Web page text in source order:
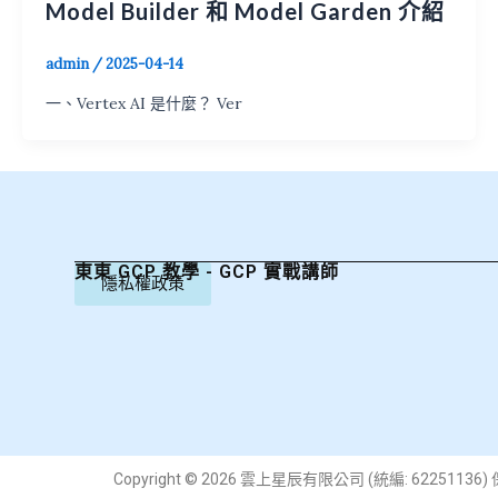
Model Builder 和 Model Garden 介紹
admin /2025-04-14
一、Vertex AI 是什麼？ Ver
東東 GCP 教學 - GCP 實戰講師
隱私權政策
Copyright © 2026 雲上星辰有限公司 (統編: 62251136)